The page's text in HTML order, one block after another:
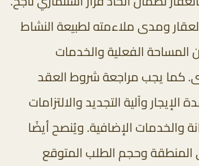
ومدى ملاءمته لطبيعة النشاط
المساحة الفعلية والخدمات
كما يجب مراجعة شروط العقد
الإيجار وآلية التجديد والالتزامات
والخدمات الإضافية. ويُنصح أيضًا
المنطقة وحجم الطلب المتوقع